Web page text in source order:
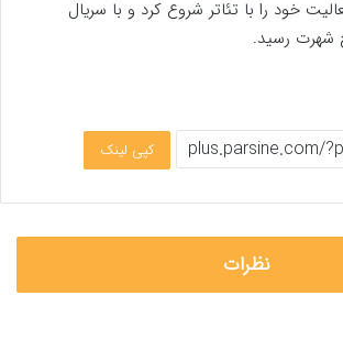
خود را با تئاتر شروع کرد و با سریال
شهرت رسید.
کپی لینک
نظرات